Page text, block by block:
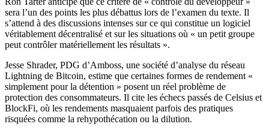
sera l’un des points les plus débattus lors de l’examen du texte. Il
s’attend à des discussions intenses sur ce qui constitue un logiciel
véritablement décentralisé et sur les situations où « un petit groupe
peut contrôler matériellement les résultats ».
Jesse Shrader, PDG d’Amboss, une société d’analyse du réseau
Lightning de Bitcoin, estime que certaines formes de rendement «
simplement pour la détention » posent un réel problème de
protection des consommateurs. Il cite les échecs passés de Celsius et
BlockFi, où les rendements masquaient parfois des pratiques
risquées comme la rehypothécation ou la dilution.